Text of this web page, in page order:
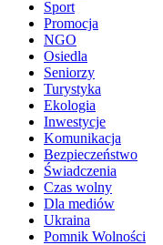
Sport
Promocja
NGO
Osiedla
Seniorzy
Turystyka
Ekologia
Inwestycje
Komunikacja
Bezpieczeństwo
Świadczenia
Czas wolny
Dla mediów
Ukraina
Pomnik Wolności